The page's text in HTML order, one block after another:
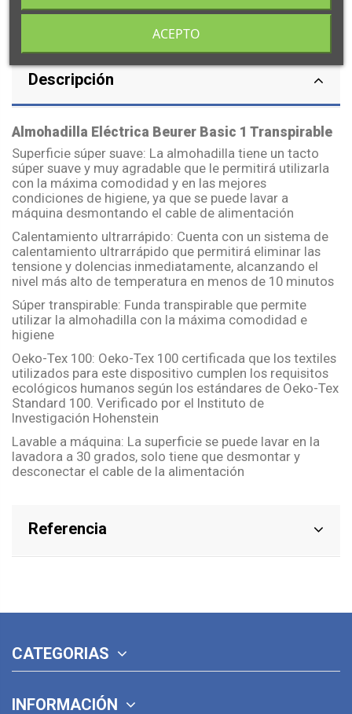
Descripción
Almohadilla Eléctrica Beurer Basic 1 Transpirable
Superficie súper suave: La almohadilla tiene un tacto
súper suave y muy agradable que le permitirá utilizarla
con la máxima comodidad y en las mejores
condiciones de higiene, ya que se puede lavar a
máquina desmontando el cable de alimentación
Calentamiento ultrarrápido: Cuenta con un sistema de
calentamiento ultrarrápido que permitirá eliminar las
tensione y dolencias inmediatamente, alcanzando el
nivel más alto de temperatura en menos de 10 minutos
Súper transpirable: Funda transpirable que permite
utilizar la almohadilla con la máxima comodidad e
higiene
Oeko-Tex 100: Oeko-Tex 100 certificada que los textiles
utilizados para este dispositivo cumplen los requisitos
ecológicos humanos según los estándares de Oeko-Tex
Standard 100. Verificado por el Instituto de
Investigación Hohenstein
Lavable a máquina: La superficie se puede lavar en la
lavadora a 30 grados, solo tiene que desmontar y
desconectar el cable de la alimentación
Referencia
CATEGORIAS
INFORMACIÓN
ACEPTO